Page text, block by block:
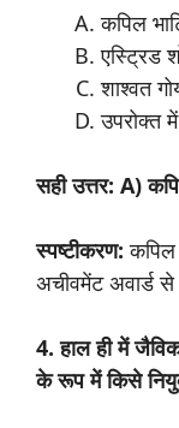
कपिल
एस्ट्रिड
शाश्वत
उपरोक्त
सही उत्तर: A)
स्पष्टीकरण: कपिल
अचीवमेंट अवार्ड से
4. हाल ही में
के रूप में किसे